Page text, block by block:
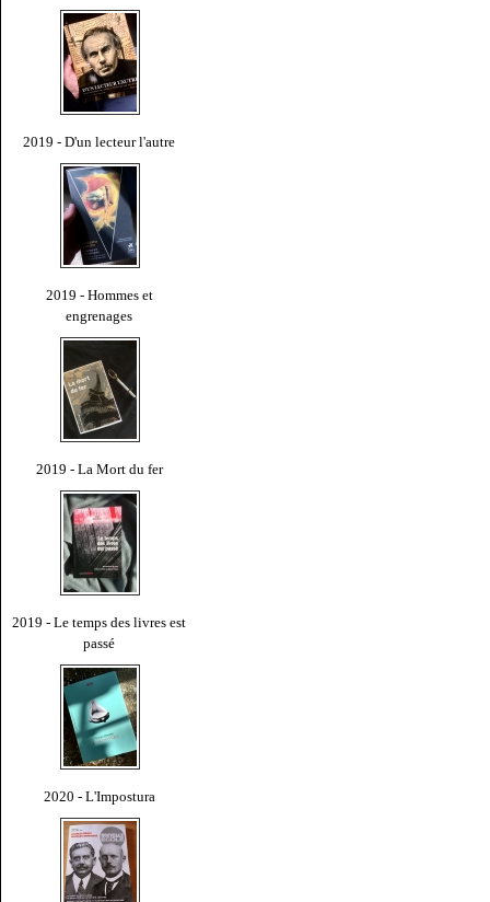
2019 - D'un lecteur l'autre
2019 - Hommes et
engrenages
2019 - La Mort du fer
2019 - Le temps des livres est
passé
2020 - L'Impostura